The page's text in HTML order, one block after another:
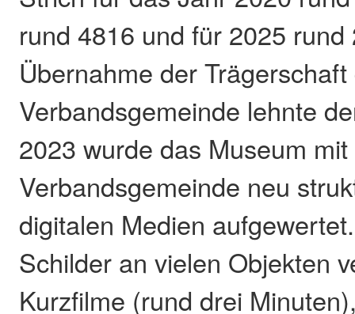
rund 4816 und für 2025
Übernahme der
Verbandsgemeinde lehnte
2023 wurde das Museum
Verbandsgemeinde neu
digitalen Medien
Schilder an vielen Objekten
Kurzfilme (rund drei